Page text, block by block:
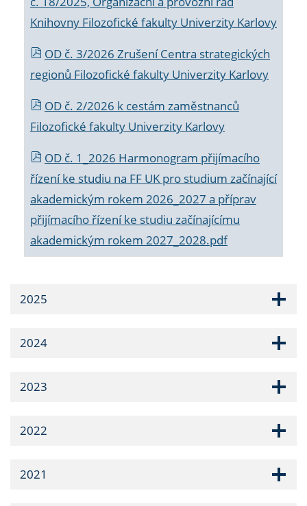
Knihovny Filozofické fakulty Univerzity Karlovy
OD č. 3/2026 Zrušení Centra strategických
regionů Filozofické fakulty Univerzity Karlovy
OD č. 2/2026 k cestám zaměstnanců
Filozofické fakulty Univerzity Karlovy
OD č. 1_2026 Harmonogram přijímacího
řízení ke studiu na FF UK pro studium začínající
akademickým rokem 2026_2027 a příprav
přijímacího řízení ke studiu začínajícímu
akademickým rokem 2027_2028.pdf
2025
2024
2023
2022
2021